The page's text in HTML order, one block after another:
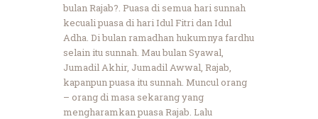
bulan Rajab?. Puasa di semua hari sunnah
kecuali puasa di hari Idul Fitri dan Idul
Adha. Di bulan ramadhan hukumnya fardhu
selain itu sunnah. Mau bulan Syawal,
Jumadil Akhir, Jumadil Awwal, Rajab,
kapanpun puasa itu sunnah. Muncul orang
– orang di masa sekarang yang
mengharamkan puasa Rajab. Lalu